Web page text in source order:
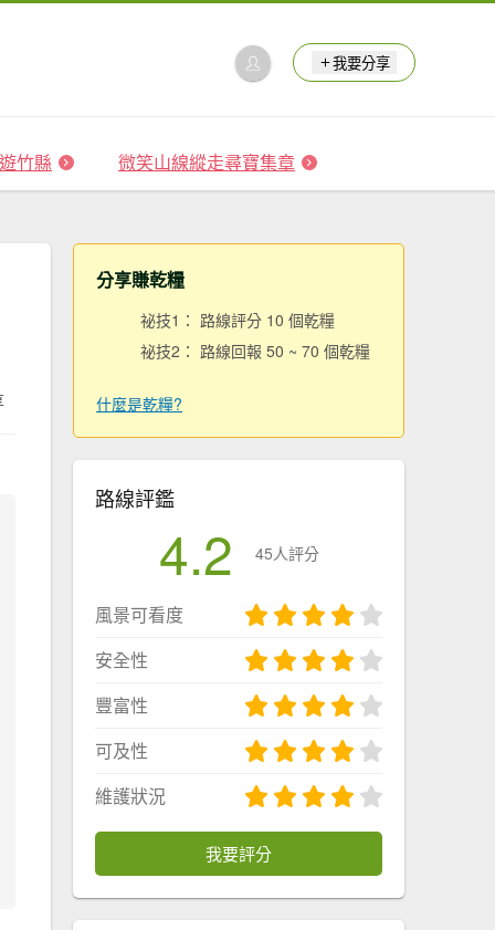
我要分享
竹縣 微笑山線縱走尋寶集章
分享賺乾糧
祕技1： 路線評分 10 個乾糧
祕技2： 路線回報 50 ~ 70 個乾糧
什麼是乾糧?
路線評鑑
4.2 45人評分
風景可看度
安全性
豐富性
可及性
維護狀況
我要評分